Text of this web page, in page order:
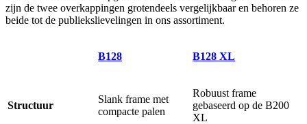
zijn de twee overkappingen grotendeels vergelijkbaar en behoren ze
beide tot de publiekslievelingen in ons assortiment.
B128 B128 XL
Structuur
Slank frame met
compacte palen
Robuust frame
gebaseerd op de B200
XL